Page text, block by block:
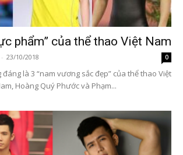
phẩm” của thể thao Việt Nam
- 23/10/2018 0
là 3 “nam vương sắc đẹp” của thể thao Việt
Hoàng Quý Phước và Phạm...